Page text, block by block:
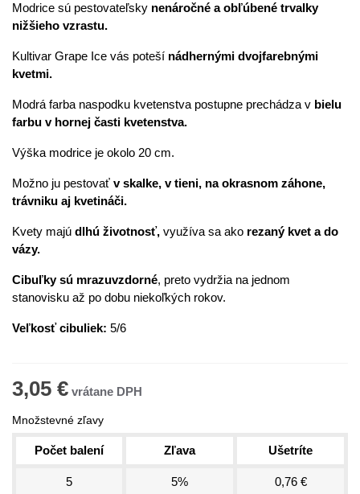
Modrice sú pestovateľsky nenáročné a obľúbené trvalky
nižšieho vzrastu.
Kultivar Grape Ice vás poteší nádhernými dvojfarebnými
kvetmi.
Modrá farba naspodku kvetenstva postupne prechádza v bielu
farbu v hornej časti kvetenstva.
Výška modrice je okolo 20 cm.
Možno ju pestovať v skalke, v tieni, na okrasnom záhone,
trávniku aj kvetináči.
Kvety majú dlhú životnosť, využíva sa ako rezaný kvet a do
vázy.
Cibuľky sú mrazuvzdorné, preto vydržia na jednom
stanovisku až po dobu niekoľkých rokov.
Veľkosť cibuliek: 5/6
3,05 €
Množstevné zľavy
Počet balení Zľava Ušetríte
5 5% 0,76 €